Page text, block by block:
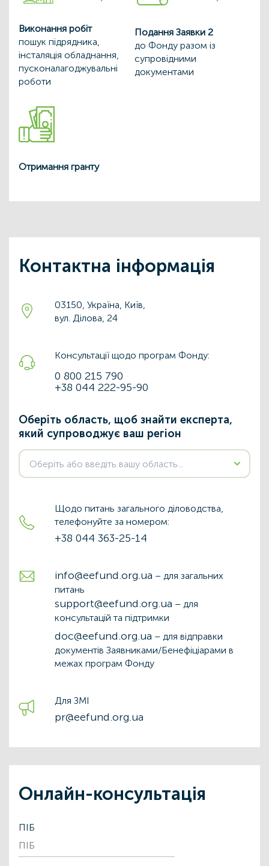
Виконання робіт
пошук підрядника,
інсталяція обладнання,
пусконалагоджувальні
роботи
Подання Заявки 2
до Фонду разом із
супровідними
документами
Отримання гранту
Контактна інформація
03150, Україна, Київ,
вул. Ділова, 24
Консультації щодо програм Фонду:
0 800 215 790
+38 044 222-95-90
Оберіть область, щоб знайти експерта,
який супроводжує ваш регіон
Щодо питань загального діловодства,
телефонуйте за номером:
+38 044 363-25-14
info@eefund.org.ua – для загальних
питань
support@eefund.org.ua – для
консультацій та підтримки
doc@eefund.org.ua – для відправки
документів Заявниками/Бенефіціарами в
межах програм Фонду
Для ЗМІ
pr@eefund.org.ua
Онлайн-консультація
ПІБ